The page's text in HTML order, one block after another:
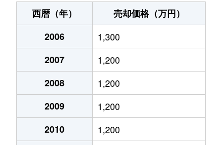
北７条東
3,500万円 東区役所前
北８条東
1,200万円
北８条東
1,400万円
北８条東
390万円
北８条東
390万円
北８条東
300万円
西暦（年）
売却価格（万円）
2006
1,300
2007
1,200
2008
1,200
2009
1,200
2010
1,200